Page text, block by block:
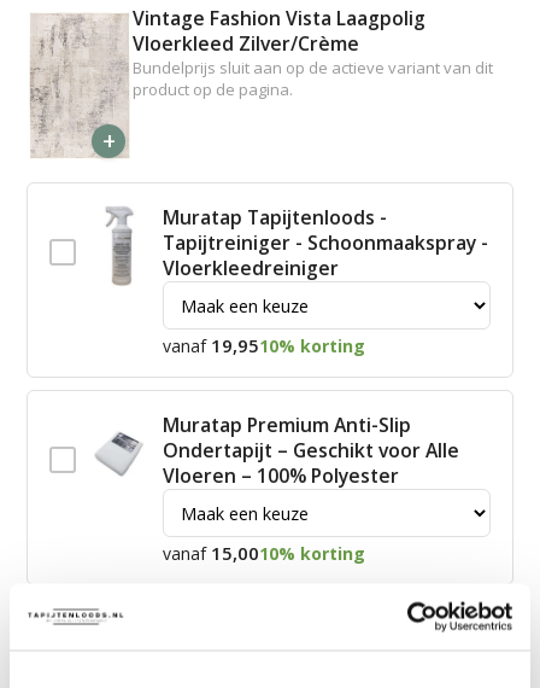
+
Vintage Fashion Vista Laagpolig
Vloerkleed Zilver/Crème
Bundelprijs sluit aan op de actieve variant van dit
product op de pagina.
Muratap Tapijtenloods -
Tapijtreiniger - Schoonmaakspray -
Vloerkleedreiniger
vanaf 19,9510% korting
Muratap Premium Anti-Slip
Ondertapijt – Geschikt voor Alle
Vloeren – 100% Polyester
vanaf 15,0010% korting
James Vloerkleed Schoonmaakset